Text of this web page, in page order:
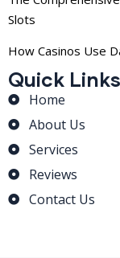
Slots
How Casinos Use
Quick Links
Home
About Us
Services
Reviews
Contact Us